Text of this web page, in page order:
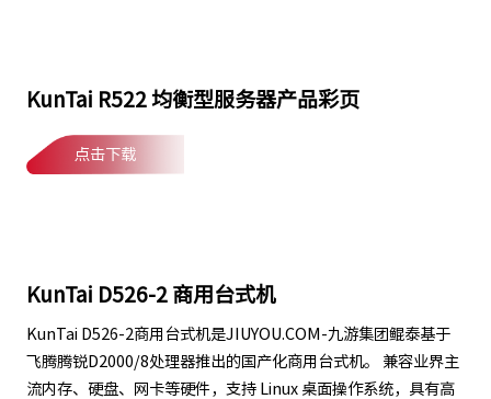
KunTai R522 均衡型服务器产品彩页
点击下载
KunTai D526-2 商用台式机
KunTai D526-2商用台式机是JIUYOU.COM-九游集团鲲泰基于
飞腾腾锐D2000/8处理器推出的国产化商用台式机。 兼容业界主
流内存、硬盘、网卡等硬件，支持 Linux 桌面操作系统，具有高